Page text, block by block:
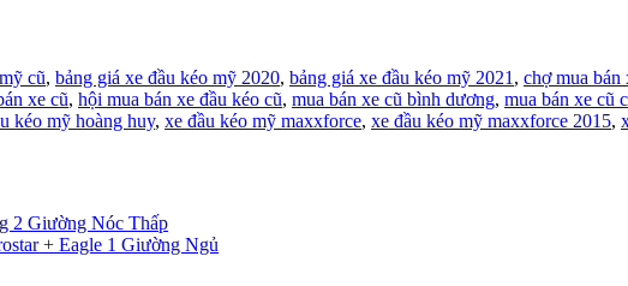
cũ, bảng giá xe đầu kéo mỹ 2020, bảng giá xe đầu kéo mỹ 2021 , chợ mua bán
xe cũ, hội mua bán xe đầu kéo cũ, mua bán xe cũ bình dương, mua bán xe cũ
kéo mỹ hoàng huy, xe đầu kéo mỹ maxxforce, xe đầu kéo mỹ maxxforce 2015,
2 Giường Nóc Thấp
+ Eagle 1 Giường Ngủ